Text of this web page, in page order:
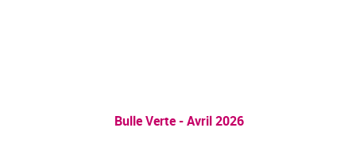
Bulle Verte - Avril 2026